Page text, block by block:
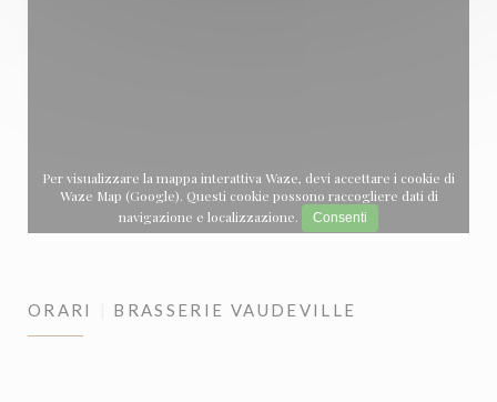
Per visualizzare la mappa interattiva Waze, devi accettare i cookie di
Waze Map (Google). Questi cookie possono raccogliere dati di
navigazione e localizzazione.
Consenti
ORARI BRASSERIE VAUDEVILLE